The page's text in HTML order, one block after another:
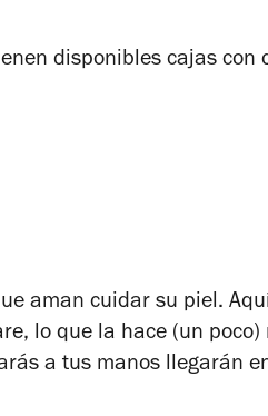
disponibles cajas con
aman cuidar su piel.
lo que la hace (un poco)
a tus manos llegarán